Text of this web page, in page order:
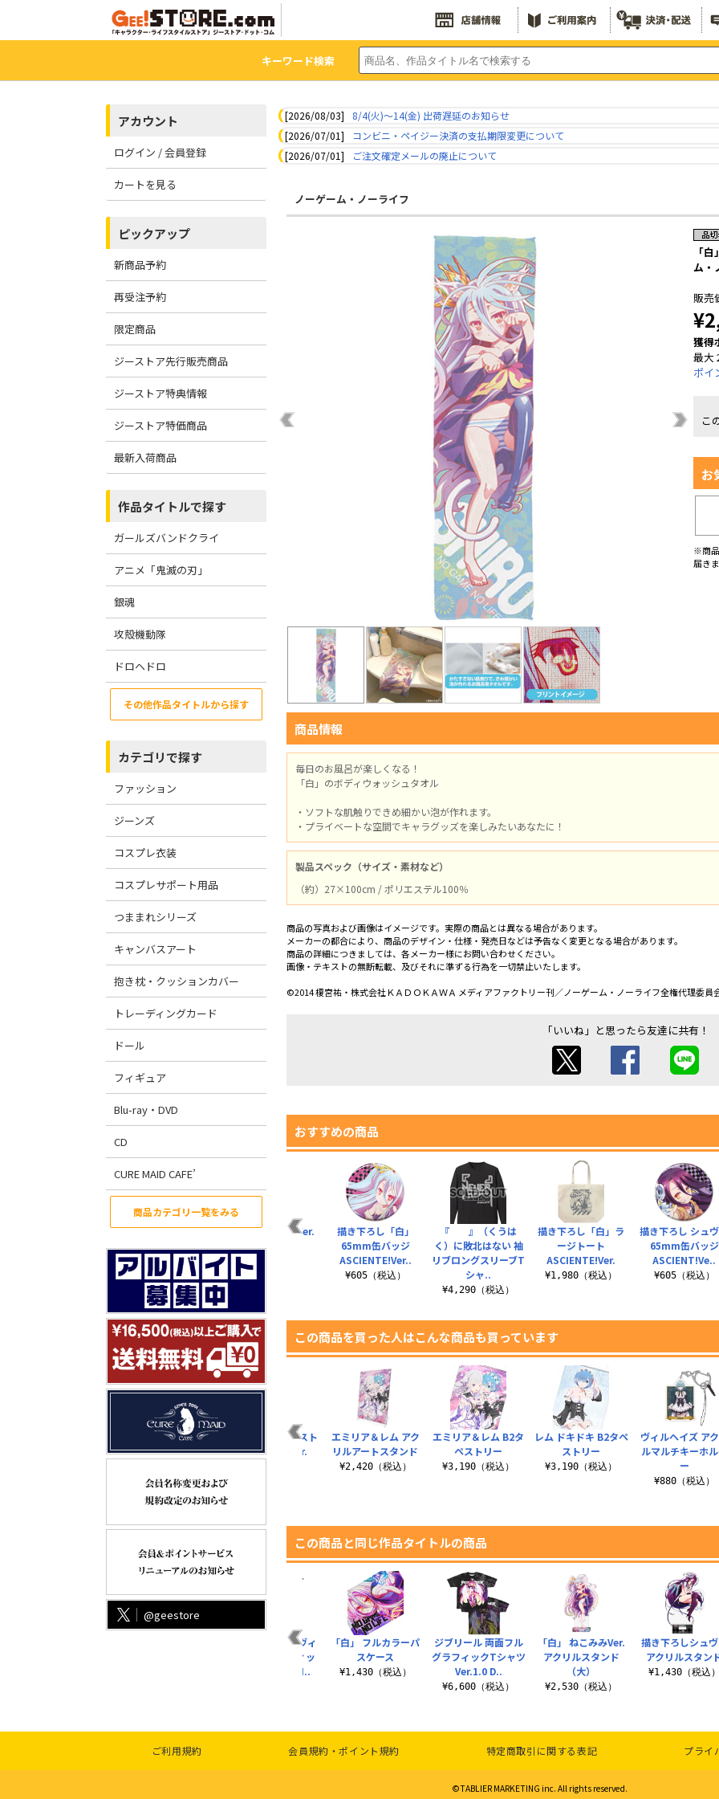
キーワード検索
アカウント
ログイン / 会員登録
カートを見る
ピックアップ
新商品予約
再受注予約
限定商品
ジーストア先行販売商品
ジーストア特典情報
ジーストア特価商品
最新入荷商品
作品タイトルで探す
ガールズバンドクライ
アニメ「鬼滅の刃」
銀魂
攻殻機動隊
ドロヘドロ
その他作品タイトルから探す
カテゴリで探す
ファッション
ジーンズ
コスプレ衣装
コスプレサポート用品
つままれシリーズ
キャンバスアート
抱き枕・クッションカバー
トレーディングカード
ドール
フィギュア
Blu-ray・DVD
CD
CURE MAID CAFE’
商品カテゴリ一覧をみる
@geestore
[2026/08/03]
8/4(火)～14(金) 出荷遅延のお知らせ
[2026/07/01]
コンビニ・ペイジー決済の支払期限変更について
[2026/07/01]
ご注文確定メールの廃止について
ノーゲーム・ノーライフ
「
ム・
販売
獲得
最大
ポイ
こ
お
※商
届き
商品情報
毎日のお風呂が楽しくなる！
「白」のボディウォッシュタオル
・ソフトな肌触りできめ細かい泡が作れます。
・プライベートな空間でキャラグッズを楽しみたいあなたに！
製品スペック（サイズ・素材など）
（約）27×100cm / ポリエステル100％
商品の写真および画像はイメージです。実際の商品とは異なる場合があります。
メーカーの都合により、商品のデザイン・仕様・発売日などは予告なく変更となる場合があります。
商品の詳細につきましては、各メーカー様にお問い合わせください。
画像・テキストの無断転載、及びそれに準ずる行為を一切禁止いたします。
©2014 榎宮祐・株式会社ＫＡＤＯＫＡＷＡ メディアファクトリー刊／ノーゲーム・ノーライフ全権代理委員
「いいね」と思ったら友達に共有！
おすすめの商品
描き下ろし「白」ラ
ージトート
ASCIENTE!Ver.
¥1,980（税込）
描き下ろし シュ
65mm缶バッジ
ASCIENT!Ve..
¥605（税込）
盟約に誓って（アッ
シェンテ）ボックス
プルオーバーパーカ
ー
¥6,380（税込）
「白」ねこみみVer.
お皿
¥1,320（税込）
描き下ろし「白」
65mm缶バッジ
ASCIENTE!Ver..
¥605（税込）
『 』（くうは
く）に敗北はない 袖
リブロングスリーブT
シャ..
¥4,290（税込）
この商品を買った人はこんな商品も買っています
レム ドキドキ B2タペ
ストリー
¥3,190（税込）
ヴィルヘイズ ア
ルマルチキーホ
ー
¥880（税込）
初音ミク V3 アクリル
スタンド
初音ミク B2タペスト
リー 松うに Ver.
エミリア＆レム アク
リルアートスタンド
¥2,420（税込）
エミリア＆レム B2タ
ペストリー
¥3,190（税込）
この商品と同じ作品タイトルの商品
「白」 ねこみみVer.
アクリルスタンド
（大）
¥2,530（税込）
描き下ろしシュ
アクリルスタン
¥1,430（税込
描き下ろし シュヴィ
両面フルグラフィッ
クTシャツ ASCI..
「白」 フルカラーパ
スケース
¥1,430（税込）
ジブリール 両面フル
グラフィックTシャツ
Ver.1.0 D..
¥6,600（税込）
ご利用規約 会員規約・ポイント規約 特定商取引に関する表記 プライ
©TABLIER MARKETING inc. All rights reserved.